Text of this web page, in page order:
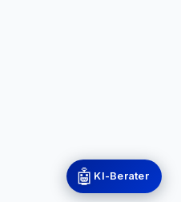
🤖 KI-Berater